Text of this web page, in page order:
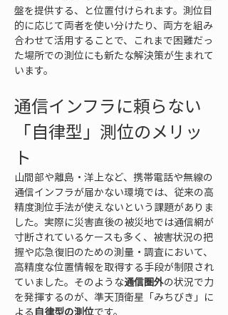
盤を提供する、と位置付けられます。測位目
的に応じて両者を使い分けたり、両方を組み
合わせて活用することで、これまで困難だっ
た場所での測位にも新たな解決策が生まれて
います。
通信インフラに頼らない
「自律型」測位のメリッ
ト
山間部や離島・洋上など、携帯電話や無線の
通信インフラが届かない環境では、従来の高
精度測位手法が使えないという課題がありま
した。実際に災害直後の被災地では通信網が
寸断されているケースも多く、被害状況の把
握や応急復旧のための測量・調査において、
高精度な位置情報を取得する手段が制限され
ていました。そのような通信圏外の状況で力
を発揮するのが、準天頂衛星「みちびき」に
よる 自律型の測位です。